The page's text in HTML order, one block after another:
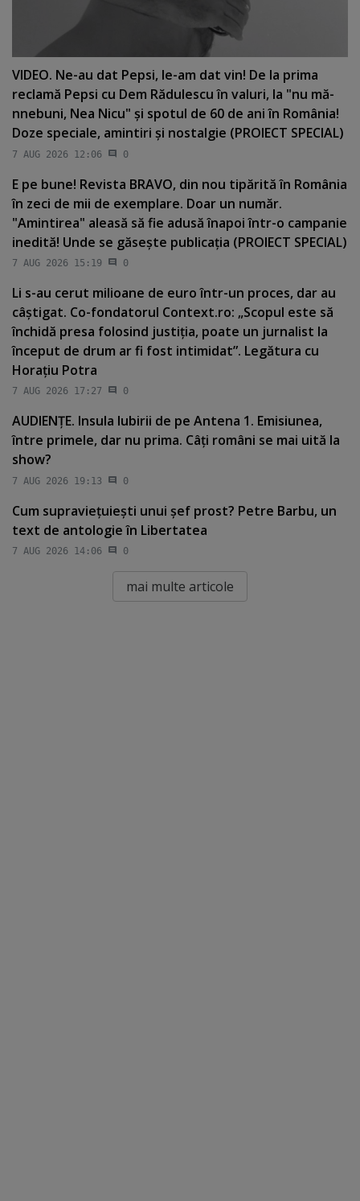
VIDEO. Ne-au dat Pepsi, le-am dat vin! De la prima
reclamă Pepsi cu Dem Rădulescu în valuri, la "nu mă-
nnebuni, Nea Nicu" şi spotul de 60 de ani în România!
Doze speciale, amintiri şi nostalgie (PROIECT SPECIAL)
7 AUG 2026 12:06 0
E pe bune! Revista BRAVO, din nou tipărită în România
în zeci de mii de exemplare. Doar un număr.
"Amintirea" aleasă să fie adusă înapoi într-o campanie
inedită! Unde se găseşte publicaţia (PROIECT SPECIAL)
7 AUG 2026 15:19 0
Li s-au cerut milioane de euro într-un proces, dar au
câştigat. Co-fondatorul Context.ro: „Scopul este să
închidă presa folosind justiţia, poate un jurnalist la
început de drum ar fi fost intimidat”. Legătura cu
Horaţiu Potra
7 AUG 2026 17:27 0
AUDIENŢE. Insula Iubirii de pe Antena 1. Emisiunea,
între primele, dar nu prima. Câţi români se mai uită la
show?
7 AUG 2026 19:13 0
Cum supravieţuieşti unui şef prost? Petre Barbu, un
text de antologie în Libertatea
7 AUG 2026 14:06 0
mai multe articole